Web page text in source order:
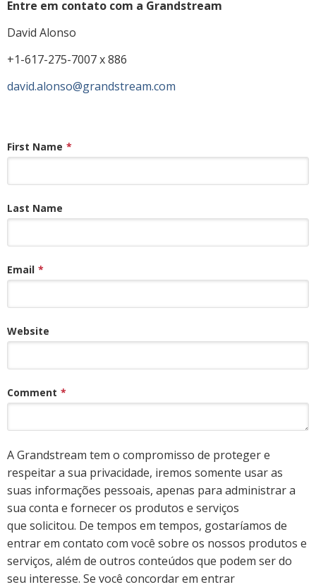
Entre em contato com a Grandstream
David Alonso
+1-617-275-7007 x 886
david.alonso@grandstream.com
First Name *
Last Name
Email *
Website
Comment *
A Grandstream tem o compromisso de proteger e
respeitar a sua privacidade, iremos somente usar as
suas informações pessoais, apenas para administrar a
sua conta e fornecer os produtos e serviços
que solicitou. De tempos em tempos, gostaríamos de
entrar em contato com você sobre os nossos produtos e
serviços, além de outros conteúdos que podem ser do
seu interesse. Se você concordar em entrar